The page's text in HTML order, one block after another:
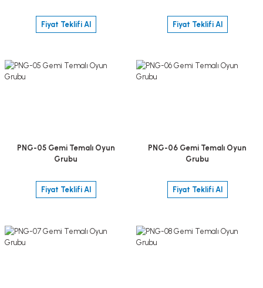
Fiyat Teklifi Al Fiyat Teklifi Al
PNG-05 Gemi Temalı Oyun
Grubu
Fiyat Teklifi Al
PNG-06 Gemi Temalı Oyun
Grubu
Fiyat Teklifi Al